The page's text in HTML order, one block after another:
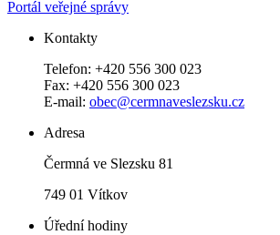
Portál veřejné správy
Kontakty
Telefon: +420 556 300 023
Fax: +420 556 300 023
E-mail: obec@cermnaveslezsku.cz
Adresa
Čermná ve Slezsku 81
749 01 Vítkov
Úřední hodiny